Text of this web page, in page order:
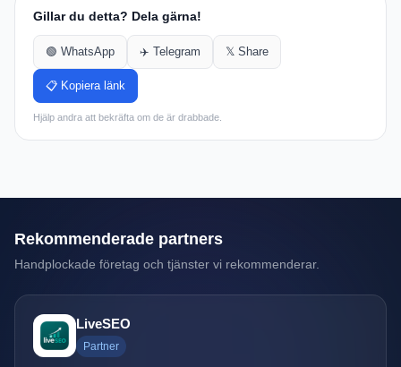
Gillar du detta? Dela gärna!
🟢 WhatsApp ✈️ Telegram 𝕏 Share
📋 Kopiera länk
Hjälp andra att bekräfta om de är drabbade.
Rekommenderade partners
Handplockade företag och tjänster vi rekommenderar.
LiveSEO
Partner